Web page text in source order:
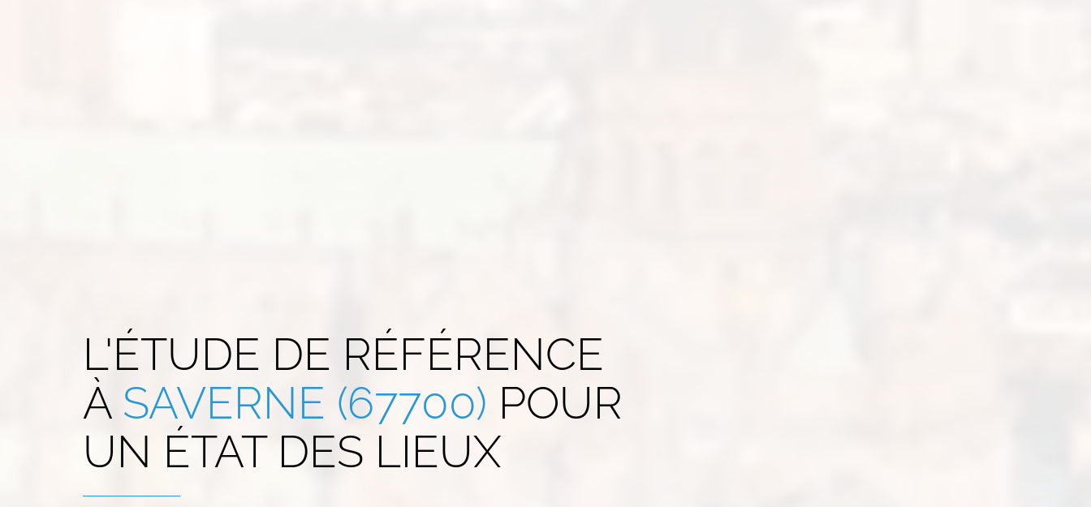
L'ÉTUDE DE RÉFÉRENCE
À SAVERNE (67700) POUR
UN ÉTAT DES LIEUX